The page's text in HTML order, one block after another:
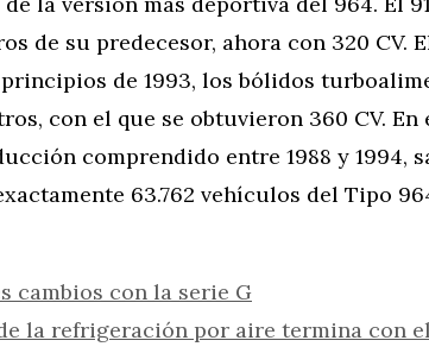
de su predecesor, ahora con 320 CV.
principios de 1993, los bólidos
con el que se obtuvieron 360 CV. En
comprendido entre 1988 y 1994,
63.762 vehículos del Tipo
cambios con la serie G
la refrigeración por aire termina con